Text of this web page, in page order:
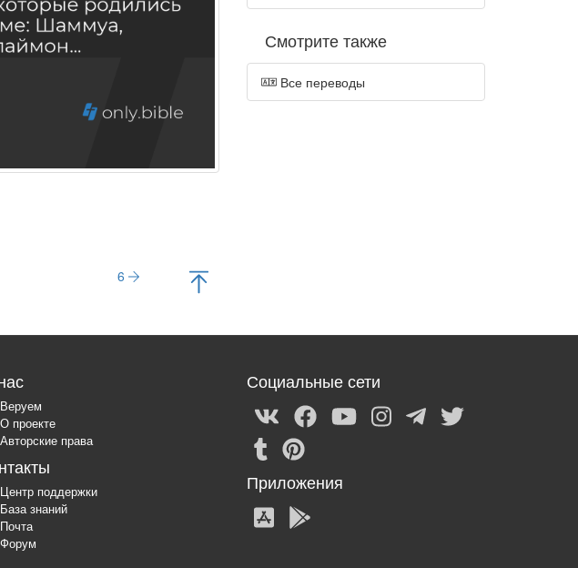
6
Смотрите также
Все переводы
Веруем
О проекте
Авторские права
Центр поддержки
База знаний
Почта
Форум
Социальные сети
Приложения